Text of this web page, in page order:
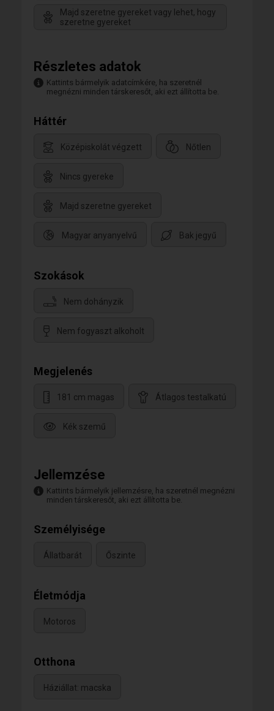
Majd szeretne gyereket vagy lehet, hogy
szeretne gyereket
Részletes adatok
Kattints bármelyik adatcímkére, ha szeretnél
megnézni minden társkeresőt, aki ezt állította be.
Háttér
Középiskolát végzett Nőtlen
Nincs gyereke
Majd szeretne gyereket
Magyar anyanyelvű Bak jegyű
Szokások
Nem dohányzik
Nem fogyaszt alkoholt
Megjelenés
181 cm magas Átlagos testalkatú
Kék szemű
Jellemzése
Kattints bármelyik jellemzésre, ha szeretnél megnézni
minden társkeresőt, aki ezt állította be.
Személyisége
Állatbarát Őszinte
Életmódja
Motoros
Otthona
Háziállat: macska